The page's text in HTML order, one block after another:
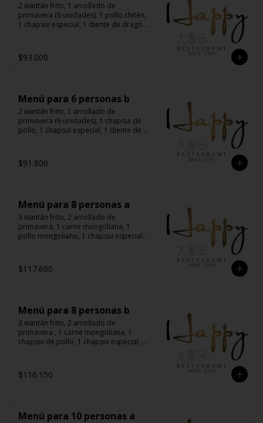
2 wantán frito, 1 arrollado de
primavera (6 unidades), 1 pollo chitén,
1 chapsui especial, 1 diente de dragón
$93.000
Menú para 6 personas b
2 wantán frito, 1 arrollado de
primavera (6 unidades), 1 chapsui de
pollo, 1 chapsui especial, 1 diente de
arroz chaufán
$91.800
Menú para 8 personas a
3 wantán frito, 2 arrollado de
primavera, 1 carne mongoliana, 1
pollo mongoliano, 1 chapsui especial,
arroz chaufán
$117.600
Menú para 8 personas b
3 wantán frito, 2 arrollado de
primavera , 1 carne mongoliana, 1
chapsui de pollo, 1 chapsui especial, 1
chaufán
$116.150
Menú para 10 personas a